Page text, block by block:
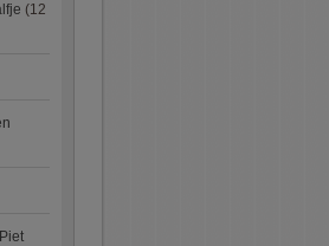
(12